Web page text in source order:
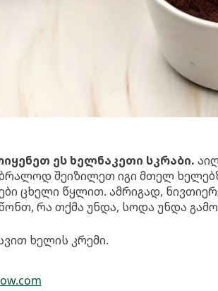
ეს ხელნაკეთი სკრაბი.
შეიზილეთ იგი მთელ
ცხელი წყლით. ამრიგად,
რა თქმა უნდა, სოდა უნდა
ხელის კრემი.